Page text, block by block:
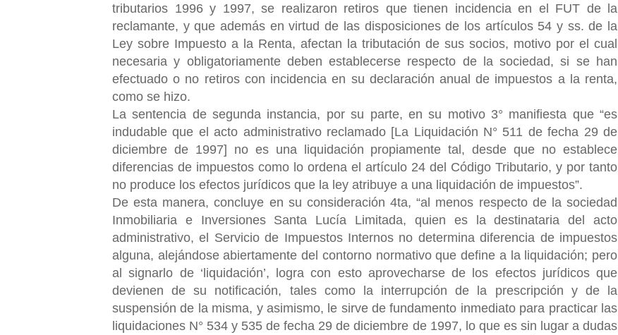
tributarios 1996 y 1997, se realizaron retiros que tienen incidencia en el FUT de la
reclamante, y que además en virtud de las disposiciones de los artículos 54 y ss. de la
Ley sobre Impuesto a la Renta, afectan la tributación de sus socios, motivo por el cual
necesaria y obligatoriamente deben establecerse respecto de la sociedad, si se han
efectuado o no retiros con incidencia en su declaración anual de impuestos a la renta,
como se hizo.
La sentencia de segunda instancia, por su parte, en su motivo 3° manifiesta que “es
indudable que el acto administrativo reclamado [La Liquidación N° 511 de fecha 29 de
diciembre de 1997] no es una liquidación propiamente tal, desde que no establece
diferencias de impuestos como lo ordena el artículo 24 del Código Tributario, y por tanto
no produce los efectos jurídicos que la ley atribuye a una liquidación de impuestos”.
De esta manera, concluye en su consideración 4ta, “al menos respecto de la sociedad
Inmobiliaria e Inversiones Santa Lucía Limitada, quien es la destinataria del acto
administrativo, el Servicio de Impuestos Internos no determina diferencia de impuestos
alguna, alejándose abiertamente del contorno normativo que define a la liquidación; pero
al signarlo de ‘liquidación’, logra con esto aprovecharse de los efectos jurídicos que
devienen de su notificación, tales como la interrupción de la prescripción y de la
suspensión de la misma, y asimismo, le sirve de fundamento inmediato para practicar las
liquidaciones N° 534 y 535 de fecha 29 de diciembre de 1997, lo que es sin lugar a dudas